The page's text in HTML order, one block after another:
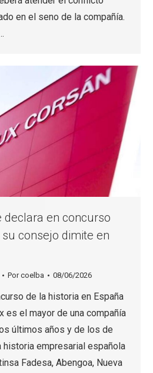
en el seno de la compañía.
declara en concurso
consejo dimite en
Porcoelba 08/06/2026
de la historia en España
es el mayor de una compañía
últimos años y de los de
empresarial española
Fadesa, Abengoa, Nueva